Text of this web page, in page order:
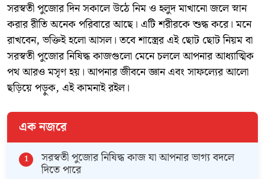
সরস্বতী পুজোর দিন সকালে উঠে নিম ও হলুদ মাখানো জলে স্নান
করার রীতি অনেক পরিবারে আছে। এটি শরীরকে শুদ্ধ করে। মনে
রাখবেন, ভক্তিই হলো আসল। তবে শাস্ত্রের এই ছোট ছোট নিয়ম বা
সরস্বতী পুজোর নিষিদ্ধ কাজগুলো মেনে চললে আপনার আধ্যাত্মিক
পথ আরও মসৃণ হয়। আপনার জীবনে জ্ঞান এবং সাফল্যের আলো
ছড়িয়ে পড়ুক, এই কামনাই রইল।
এক নজরে
সরস্বতী পুজোর নিষিদ্ধ কাজ যা আপনার ভাগ্য বদলে
দিতে পারে